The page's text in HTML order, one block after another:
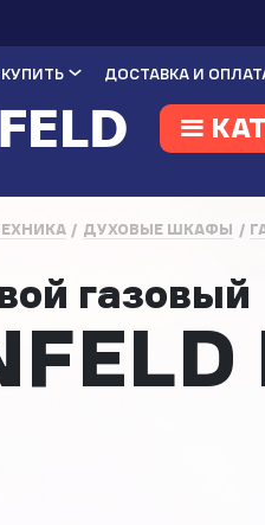
ДОСТАВКА И
ДУХОВЫЕ ШКАФЫ
газовый